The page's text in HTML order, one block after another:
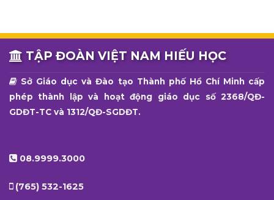
TẬP ĐOÀN VIỆT NAM HIẾU HỌC
Sở Giáo dục và Đào tạo Thành phố Hồ Chí Minh cấp
phép thành lập và hoạt động giáo dục số 2368/QĐ-
GDĐT-TC và 1312/QĐ-SGDĐT.
08.9999.3000
(765) 532-1625